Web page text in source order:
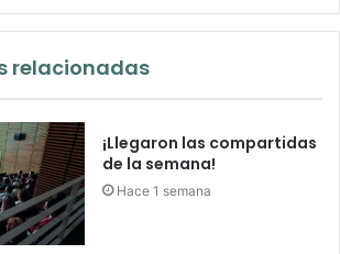
relacionadas
¡Llegaron las compartidas
de la semana!
Hace 1 semana